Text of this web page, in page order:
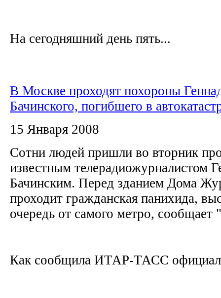
На сегодняшний день пять...
В Москве проходят похороны
Бачинского, погибшего в
15 Января 2008
Сотни людей пришли во вторник
известным телерадиожурналистом
Бачинским. Перед зданием Дома
проходит гражданская панихида,
очередь от самого метро,
Как сообщила ИТАР-ТАСС